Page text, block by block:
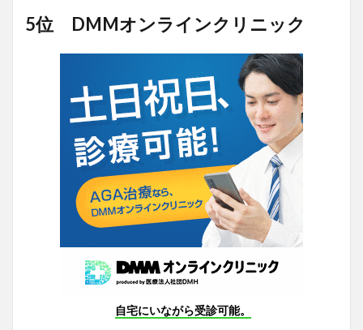
5位 DMMオンラインクリニック
自宅にいながら受診可能。